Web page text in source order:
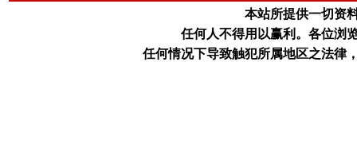
本站所提供一切资
任何人不得用以赢利。 各位浏
任何情况下导致触犯所属地区之法律